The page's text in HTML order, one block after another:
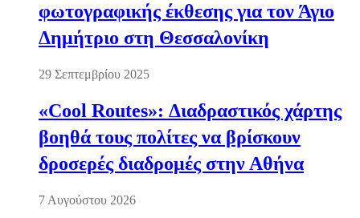
φωτογραφικής έκθεσης για τον Άγιο
Δημήτριο στη Θεσσαλονίκη
29 Σεπτεμβρίου 2025
«Cool Routes»: Διαδραστικός χάρτης
βοηθά τους πολίτες να βρίσκουν
δροσερές διαδρομές στην Αθήνα
7 Αυγούστου 2026